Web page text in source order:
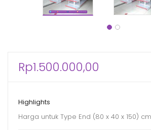
Rp1.500.000,00
Highlights
Harga untuk Type End (80 x 40 x 150)